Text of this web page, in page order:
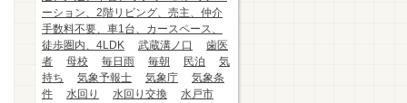
ーション、2階リビング、売主、仲介
手数料不要、車1台、カースペース、
徒歩圏内、4LDK
武蔵溝ノ口
歯医
者
母校 毎日雨 毎朝 民泊
気
持ち
気象予報士 気象庁
気象条
件
水回り 水回り交換
水戸市